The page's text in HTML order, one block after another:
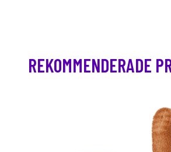
REKOMMENDERADE